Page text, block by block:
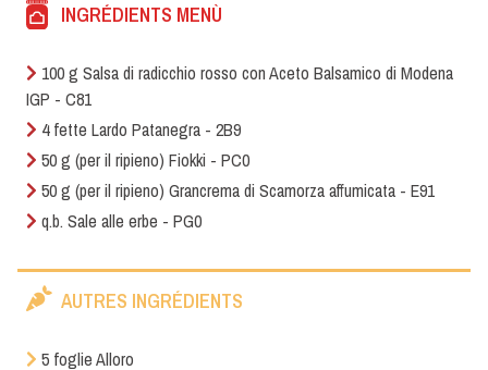
INGRÉDIENTS MENÙ
100 g Salsa di radicchio rosso con Aceto Balsamico di Modena
IGP - C81
4 fette Lardo Patanegra - 2B9
50 g (per il ripieno) Fiokki - PC0
50 g (per il ripieno) Grancrema di Scamorza affumicata - E91
q.b. Sale alle erbe - PG0
AUTRES INGRÉDIENTS
5 foglie Alloro